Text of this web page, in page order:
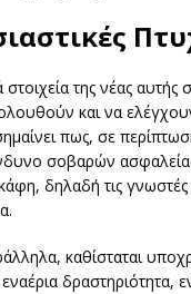
στοιχεία της νέας
και να
πως, σε
σοβαρών
δηλαδή τις
καθίσταται
δραστηριότητα,